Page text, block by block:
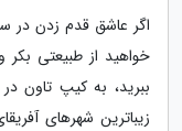
اگر عاشق قدم زدن در
خواهید از طبیعتی
ببرید، به کیپ تاون
زیباترین شهرهای